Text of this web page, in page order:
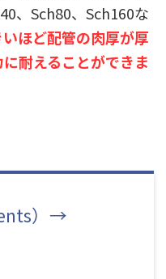
、Sch80、Sch160な
ほど配管の肉厚が厚
耐えることができま
）→